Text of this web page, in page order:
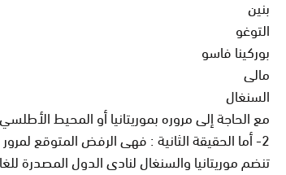
بنين
التوغو
بوركينا فاسو
مالى
السنغال
مع الحاجة إلى مروره بموريتانيا أو المحيط
2- أما الحقيقة الثانية : فهى الرفض المتوقع
تنضم موريتانيا والسنغال لنادى الدول المصدرة للغاز